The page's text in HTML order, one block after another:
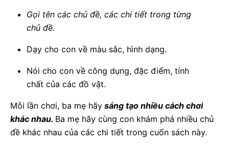
Gọi tên các chủ đề, các chi tiết trong từng
chủ đề.
Dạy cho con về màu sắc, hình dạng.
Nói cho con về công dụng, đặc điểm, tính
chất của các đồ vật.
Mỗi lần chơi, ba mẹ hãy sáng tạo nhiều cách chơi
khác nhau. Ba mẹ hãy cùng con khám phá nhiều chủ
đề khác nhau của các chi tiết trong cuốn sách này.